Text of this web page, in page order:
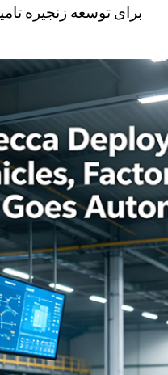
برای توسعه زنجیره